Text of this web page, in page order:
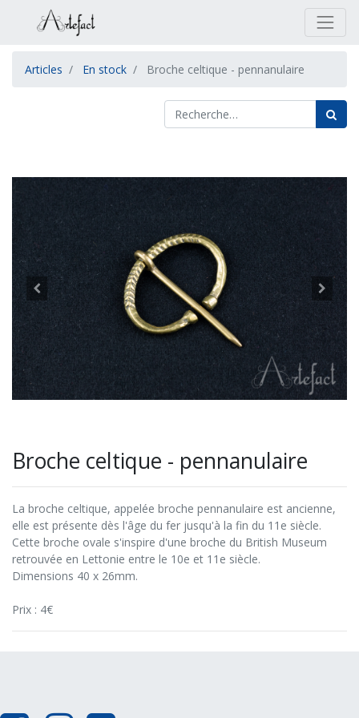
Articles En stock Broche celtique - pennanulaire
Broche celtique - pennanulaire
La broche celtique, appelée broche pennanulaire est ancienne,
elle est présente dès l'âge du fer jusqu'à la fin du 11e siècle.
Cette broche ovale s'inspire d'une broche du British Museum
retrouvée en Lettonie entre le 10e et 11e siècle.
Dimensions 40 x 26mm.
Prix : 4€